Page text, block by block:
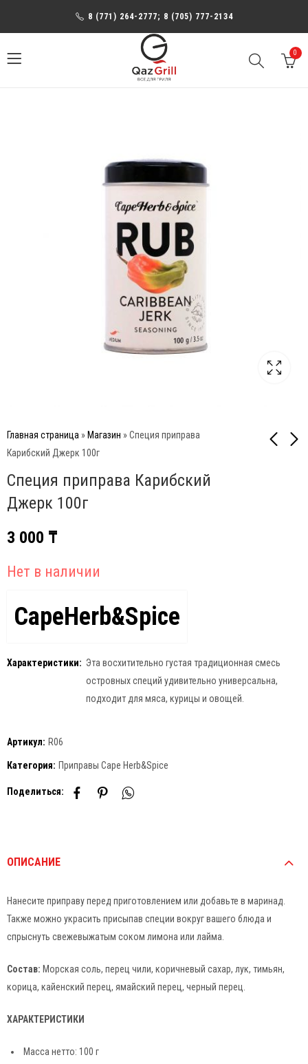
8 (771) 264-2777; 8 (705) 777-2134
0
Главная страница » Магазин »Специя приправа
Карибский Джерк 100г
Специя приправа Карибский
Джерк 100г
Специя копченный BBQ
3 000 ₸
Нет в наличии
CapeHerb&Spice
Характеристики: Эта восхитительно густая традиционная смесь
островных специй удивительно универсальна,
подходит для мяса, курицы и овощей.
Артикул: R06
Категория: Приправы Cape Herb&Spice
Поделиться:
ОПИСАНИЕ
Нанесите приправу перед приготовлением или добавьте в маринад.
Также можно украсить присыпав специи вокруг вашего блюда и
спрыснуть свежевыжатым соком лимона или лайма.
Состав: Морская соль, перец чили, коричневый сахар, лук, тимьян,
корица, кайенский перец, ямайский перец, черный перец.
ХАРАКТЕРИСТИКИ
Масса нетто: 100 г